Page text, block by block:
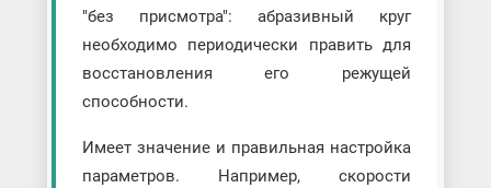
"без присмотра": абразивный круг
необходимо периодически править для
восстановления его режущей
способности.
Имеет значение и правильная настройка
параметров. Например, скорости